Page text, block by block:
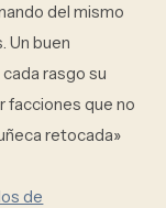
del mismo
Un buen
rasgo su
facciones que no
retocada»
de